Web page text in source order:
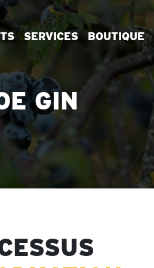
SERVICES BOUTIQUE
GIN